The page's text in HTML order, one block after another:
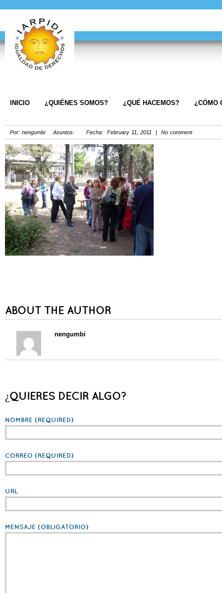
INICIO ¿QUIÉNES SOMOS? ¿QUÉ HACEMOS? ¿CÓMO
Por: nengumbi Asuntos: Fecha: February 11, 2011 | No comment
ABOUT THE AUTHOR
nengumbi
¿QUIERES DECIR ALGO?
NOMBRE (REQUIRED)
CORREO (REQUIRED)
URL
MENSAJE (OBLIGATORIO)